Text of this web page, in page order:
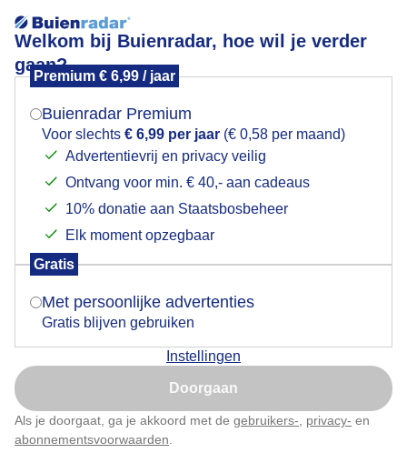
Welkom bij Buienradar, hoe wil je verder
gaan?
Premium € 6,99 / jaar
Buienradar Premium
Voor slechts € 6,99 per jaar (€ 0,58 per maand)
Advertentievrij en privacy veilig
Ontvang voor min. € 40,- aan cadeaus
10% donatie aan Staatsbosbeheer
Elk moment opzegbaar
Gratis
Met persoonlijke advertenties
Gratis blijven gebruiken
Instellingen
Doorgaan
Als je doorgaat, ga je akkoord met de gebruikers- privacy- en
abonnementsvoorwaarden
Jacobsladder
Door: Francien Tax Gemaakt: 13-06-2025, 43x bekeken
Mogen we je locatie gebruiken voor het
Indien je hier nog geen akkoord op hebt gegeven,
verschijnt er zo een pop-up uit je browser waarin
Is goed, toon de popup
Nu niet, misschien later
Klik hierom dit aan te passen